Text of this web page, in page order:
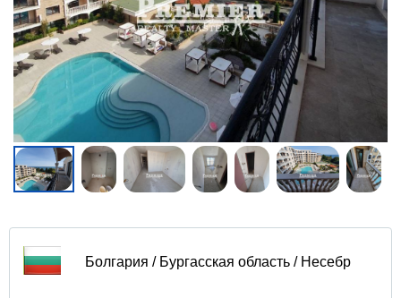
Болгария / Бургасская область / Несебр